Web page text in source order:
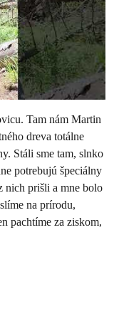
Tam nám Martin
dreva totálne
Stáli sme tam, slnko
potrebujú špeciálny
nich prišli a mne bolo
na prírodu,
pachtíme za ziskom,